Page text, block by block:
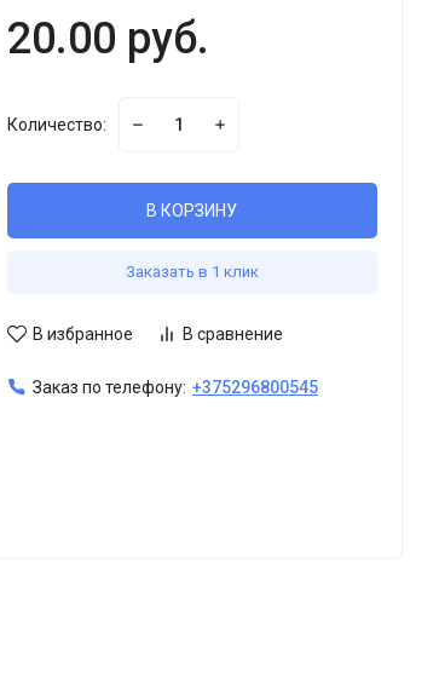
20.00 руб.
Количество:
В КОРЗИНУ
Заказать в 1 клик
В избранное В сравнение
Заказ по телефону: +375296800545